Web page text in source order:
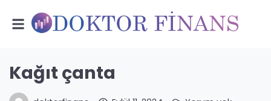
Kağıt çanta